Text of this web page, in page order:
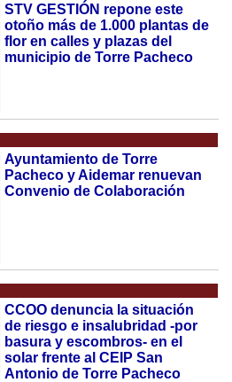
STV GESTIÓN repone este
otoño más de 1.000 plantas de
flor en calles y plazas del
municipio de Torre Pacheco
Ayuntamiento de Torre
Pacheco y Aidemar renuevan
Convenio de Colaboración
CCOO denuncia la situación
de riesgo e insalubridad -por
basura y escombros- en el
solar frente al CEIP San
Antonio de Torre Pacheco